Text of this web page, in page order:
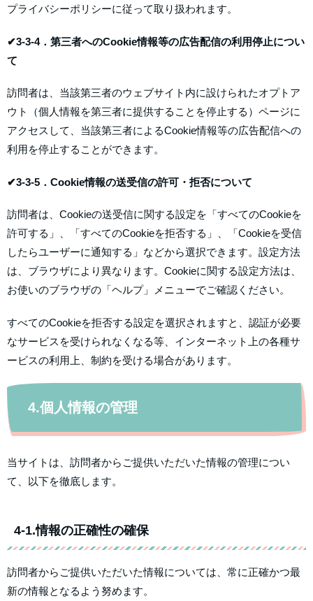
プライバシーポリシーに従って取り扱われます。
✔3-3-4．第三者へのCookie情報等の広告配信の利用停止につい
て
訪問者は、当該第三者のウェブサイト内に設けられたオプトア
ウト（個人情報を第三者に提供することを停止する）ページに
アクセスして、当該第三者によるCookie情報等の広告配信への
利用を停止することができます。
✔3-3-5．Cookie情報の送受信の許可・拒否について
訪問者は、Cookieの送受信に関する設定を「すべてのCookieを
許可する」、「すべてのCookieを拒否する」、「Cookieを受信
したらユーザーに通知する」などから選択できます。設定方法
は、ブラウザにより異なります。Cookieに関する設定方法は、
お使いのブラウザの「ヘルプ」メニューでご確認ください。
すべてのCookieを拒否する設定を選択されますと、認証が必要
なサービスを受けられなくなる等、インターネット上の各種サ
ービスの利用上、制約を受ける場合があります。
4.個人情報の管理
当サイトは、訪問者からご提供いただいた情報の管理につい
て、以下を徹底します。
4-1.情報の正確性の確保
訪問者からご提供いただいた情報については、常に正確かつ最
新の情報となるよう努めます。